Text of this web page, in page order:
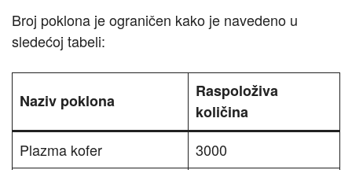
Broj poklona je ograničen kako je navedeno u
sledećoj tabeli:
Naziv poklona
Raspoloživa
količina
Plazma kofer
3000